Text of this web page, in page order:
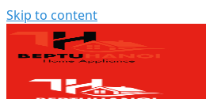
Skip to content